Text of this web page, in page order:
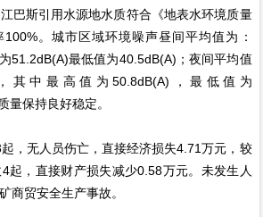
巴斯引用水源地水质符合《地表水环境质量
。城市区域环境噪声昼间平均值为：
51.2dB(A)最低值为40.5dB(A)；夜间平均值
其中最高值为50.8dB(A)，最低值为
量保持良好稳定。
，无人员伤亡，直接经济损失4.71万元，较
4起，直接财产损失减少0.58万元。未发生人
商贸安全生产事故。